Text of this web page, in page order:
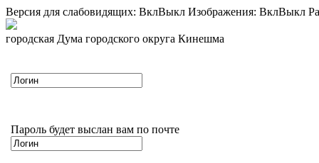
Версия для слабовидящих: ВклВыкл Изображения: ВклВыкл
городская Дума городского округа Кинешма
Пароль будет выслан вам по почте